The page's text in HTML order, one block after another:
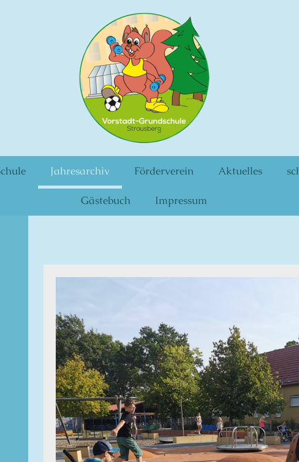
Jahresarchiv Förderverein Aktuelles
Gästebuch Impressum
Strausberg